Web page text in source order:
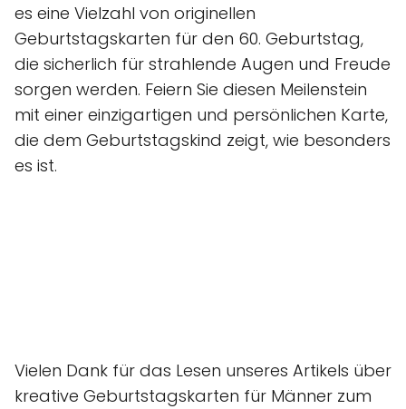
es eine Vielzahl von originellen
Geburtstagskarten für den 60. Geburtstag,
die sicherlich für strahlende Augen und Freude
sorgen werden. Feiern Sie diesen Meilenstein
mit einer einzigartigen und persönlichen Karte,
die dem Geburtstagskind zeigt, wie besonders
es ist.
Vielen Dank für das Lesen unseres Artikels über
kreative Geburtstagskarten für Männer zum